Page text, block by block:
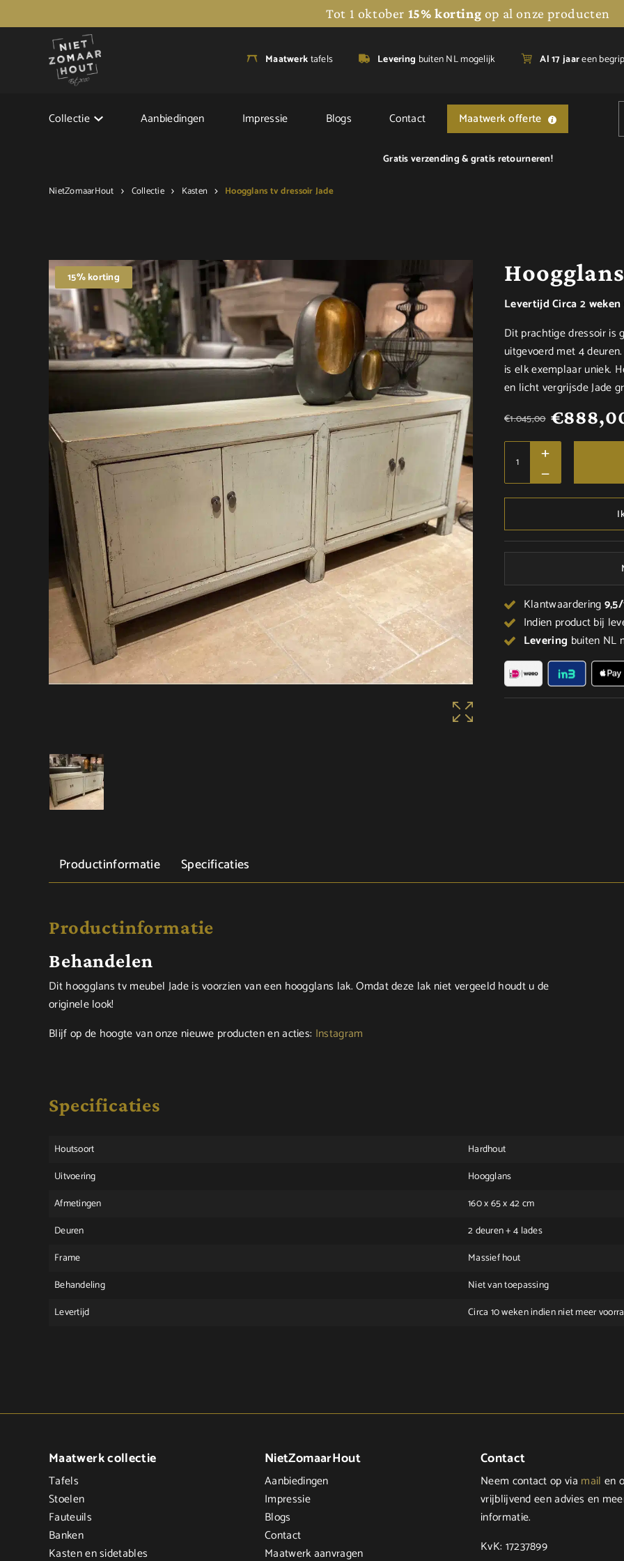
Tot 1 oktober 15% korting op al onze producten
Maatwerktafels Levering buiten NL mogelijk Al 17 jaareen begrip
Collectie Aanbiedingen Impressie Blogs Contact Maatwerk offerte
Gratis verzending &gratis retourneren!
NietZomaarHout Collectie Kasten Hoogglans tv dressoir Jade
15% korting
Levertijd Circa 2
Dit prachtige dressoir is
uitgevoerd met 4
is elk exemplaar uniek.
en licht vergrijsde Jade
€1.045,00 €
Klantwaardering
Indien product bij
Levering buiten NL
Productinformatie Specificaties
Productinformatie
Behandelen
Dit hoogglans tv meubel Jade is voorzien van een hoogglans lak. Omdat deze lak niet vergeeld houdt u de
originele look!
Blijf op de hoogte van onze nieuwe producten en acties: Instagram
Specificaties
Houtsoort
Hardhout
Uitvoering
Hoogglans
Afmetingen
160 x 65 x 42 cm
Deuren
2 deuren + 4 lades
Frame
Massief hout
Behandeling
Niet van toepassing
Levertijd
Circa 10 weken indien niet meer
Maatwerk collectie
Tafels
Stoelen
Fauteuils
Banken
Kasten en sidetables
NietZomaarHout
Aanbiedingen
Impressie
Blogs
Contact
Maatwerk aanvragen
Contact
Neem contact op via mail en
vrijblijvend een advies en
informatie.
KvK: 17237899